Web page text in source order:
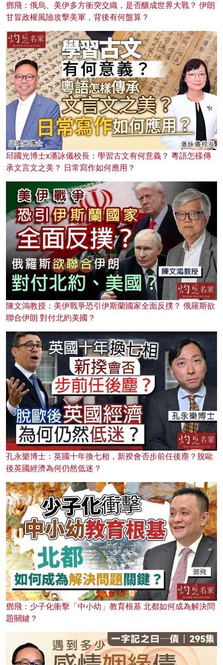
鄧飛：俄烏、美伊多方衝突交織，是否釀成世界大戰？ 伊朗
甘冒政權風險攻擊美軍，背後有何盤算？
邱國光博士x潘詠儀校長：學習古文有何意義？ 粵語怎樣傳
承文言文之美？ 日常寫作如何應用？
陳文鴻教授：美伊戰爭恐引伊斯蘭國家全面反撲？ 俄羅斯欲
聯合伊朗 對付北約美國？
孔永樂博士：英國十年換七相，新揆會否步前任後塵？脫歐
後英國經濟為何仍然低迷？
鄧飛：少子化衝擊「中小幼」教育根基 北都如何成為解決問
題關鍵？